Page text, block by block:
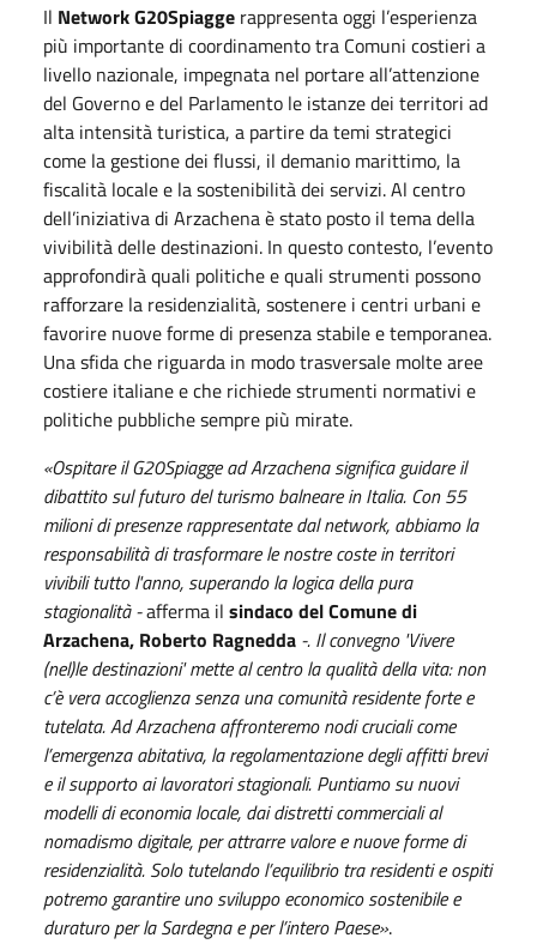
Il Network G20Spiagge rappresentaoggi l’esperienza
più importante di coordinamento tra Comuni costieri a
livello nazionale, impegnata nel portare all’attenzione
del Governo e del Parlamento le istanze dei territori ad
alta intensità turistica, a partire da temi strategici
come la gestione dei flussi, il demanio marittimo, la
fiscalità locale e la sostenibilità dei servizi. Al centro
dell’iniziativa di Arzachena è stato posto il tema della
vivibilità delle destinazioni. In questo contesto, l’evento
approfondirà quali politiche e quali strumenti possono
rafforzare la residenzialità, sostenere i centri urbani e
favorire nuove forme di presenza stabile e temporanea.
Una sfida che riguarda in modo trasversale molte aree
costiere italiane e che richiede strumenti normativi e
politiche pubbliche sempre più mirate.
«Ospitare il G20Spiagge ad Arzachena significa guidare il
dibattito sul futuro del turismo balneare in Italia. Con 55
milioni di presenze rappresentate dal network, abbiamo la
responsabilità di trasformare le nostre coste in territori
vivibili tutto l'anno, superando la logica della pura
stagionalità -afferma il sindaco del Comune di
Arzachena, Roberto Ragnedda -. Il convegno 'Vivere
(nel)le destinazioni' mette al centro la qualità della vita: non
c’è vera accoglienza senza una comunità residente forte e
tutelata. Ad Arzachena affronteremo nodi cruciali come
l’emergenza abitativa, la regolamentazione degli affitti brevi
e il supporto ai lavoratori stagionali. Puntiamo su nuovi
modelli di economia locale, dai distretti commerciali al
nomadismo digitale, per attrarre valore e nuove forme di
residenzialità. Solo tutelando l’equilibrio tra residenti e ospiti
potremo garantire uno sviluppo economico sostenibile e
duraturo per laSardegnae per l’intero Paese».